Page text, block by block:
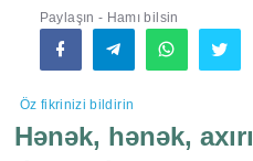
Paylaşın - Hamı bilsin
Öz fikrinizi bildirin
Hənək, hənək, axırı